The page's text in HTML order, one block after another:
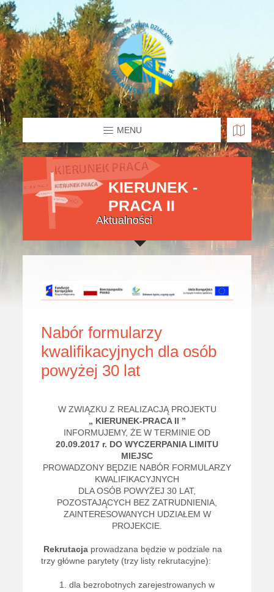
MENU
KIERUNEK -
PRACA II
Aktualności
Nabór formularzy
kwalifikacyjnych dla osób
powyżej 30 lat
W ZWIĄZKU Z REALIZACJĄ PROJEKTU
„ KIERUNEK-PRACA II ”
INFORMUJEMY, ŻE W TERMINIE OD
20.09.2017 r. DO WYCZERPANIA LIMITU
MIEJSC
PROWADZONY BĘDZIE NABÓR FORMULARZY
KWALIFIKACYJNYCH
DLA OSÓB POWYŻEJ 30 LAT,
POZOSTAJĄCYCH BEZ ZATRUDNIENIA,
ZAINTERESOWANYCH UDZIAŁEM W
PROJEKCIE.
Rekrutacja prowadzana będzie w podziale na
trzy główne parytety (trzy listy rekrutacyjne):
dla bezrobotnych zarejestrowanych w